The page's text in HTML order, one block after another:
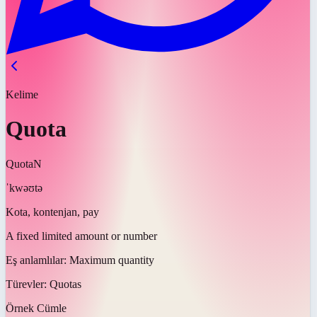
Kelime
Quota
QuotaN
ˈkwəʊtə
Kota, kontenjan, pay
A fixed limited amount or number
Eş anlamlılar: Maximum quantity
Türevler: Quotas
Örnek Cümle